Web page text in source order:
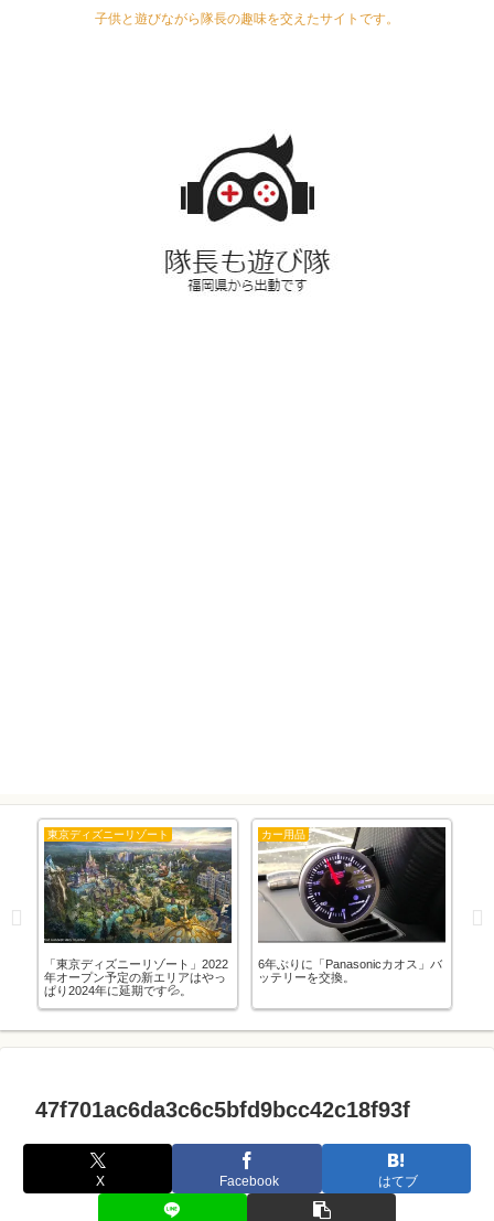
子供と遊びながら隊長の趣味を交えたサイトです。
東京ディズニーリゾート
「東京ディズニーリゾート」2022
年オープン予定の新エリアはやっ
ぱり2024年に延期です💦。
カー用品
6年ぶりに「Panasonicカオス」バ
ッテリーを交換。
47f701ac6da3c6c5bfd9bcc42c18f93f
X Facebook はてブ